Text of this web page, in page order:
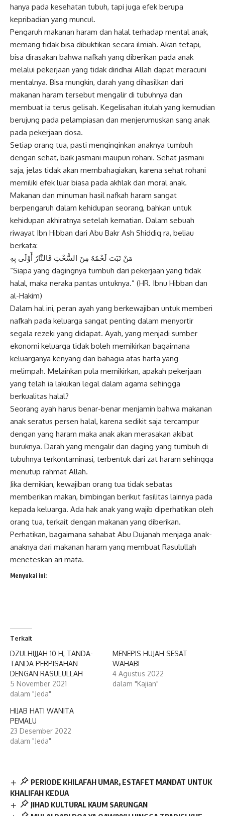
hanya pada kesehatan tubuh, tapi juga efek berupa
kepribadian yang muncul.
Pengaruh makanan haram dan halal terhadap mental anak,
memang tidak bisa dibuktikan secara ilmiah. Akan tetapi,
bisa dirasakan bahwa nafkah yang diberikan pada anak
melalui pekerjaan yang tidak diridhai Allah dapat meracuni
mentalnya. Bisa mungkin, darah yang dihasilkan dari
makanan haram tersebut mengalir di tubuhnya dan
membuat ia terus gelisah. Kegelisahan itulah yang kemudian
berujung pada pelampiasan dan menjerumuskan sang anak
pada pekerjaan dosa.
Setiap orang tua, pasti menginginkan anaknya tumbuh
dengan sehat, baik jasmani maupun rohani. Sehat jasmani
saja, jelas tidak akan membahagiakan, karena sehat rohani
memiliki efek luar biasa pada akhlak dan moral anak.
Makanan dan minuman hasil nafkah haram sangat
berpengaruh dalam kehidupan seorang, bahkan untuk
kehidupan akhiratnya setelah kematian. Dalam sebuah
riwayat Ibn Hibban dari Abu Bakr Ash Shiddiq ra, beliau
berkata:
مَنْ نَبَتَ لَحْمُهُ مِنَ السُّحْتِ فَالنَّارُ أَوْلَى بِهِ
“Siapa yang dagingnya tumbuh dari pekerjaan yang tidak
halal, maka neraka pantas untuknya.” (HR. Ibnu Hibban dan
al-Hakim)
Dalam hal ini, peran ayah yang berkewajiban untuk memberi
nafkah pada keluarga sangat penting dalam menyortir
segala rezeki yang didapat. Ayah, yang menjadi sumber
ekonomi keluarga tidak boleh memikirkan bagaimana
keluarganya kenyang dan bahagia atas harta yang
melimpah. Melainkan pula memikirkan, apakah pekerjaan
yang telah ia lakukan legal dalam agama sehingga
berkualitas halal?
Seorang ayah harus benar-benar menjamin bahwa makanan
anak seratus persen halal, karena sedikit saja tercampur
dengan yang haram maka anak akan merasakan akibat
buruknya. Darah yang mengalir dan daging yang tumbuh di
tubuhnya terkontaminasi, terbentuk dari zat haram sehingga
menutup rahmat Allah.
Jika demikian, kewajiban orang tua tidak sebatas
memberikan makan, bimbingan berikut fasilitas lainnya pada
kepada keluarga. Ada hak anak yang wajib diperhatikan oleh
orang tua, terkait dengan makanan yang diberikan.
Perhatikan, bagaimana sahabat Abu Dujanah menjaga anak-
anaknya dari makanan haram yang membuat Rasulullah
meneteskan ari mata.
Menyukai ini:
Terkait
DZULHIJJAH 10 H, TANDA-
TANDA PERPISAHAN
DENGAN RASULULLAH
5 November 2021
dalam "Jeda"
MENEPIS HUJAH SESAT
WAHABI
4 Agustus 2022
dalam "Kajian"
HIJAB HATI WANITA
PEMALU
23 Desember 2022
dalam "Jeda"
PERIODE KHILAFAH UMAR, ESTAFET MANDAT UNTUK
KHALIFAH KEDUA
JIHAD KULTURAL KAUM SARUNGAN